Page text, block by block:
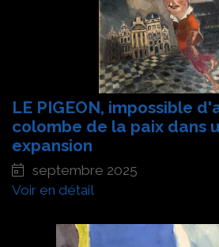
LE PIGEON, impossible
colombe de la paix dans
expansion
septembre 2025
Voir en détail